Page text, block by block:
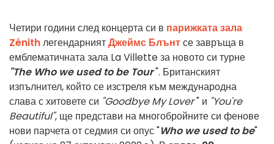
Четири години след концерта си в парижката зала
ZénithлегендарниятДжеймс Блънтсе завръща в
емблематичната зала La Villette за новото си турне
"The Who we used to be Tour". Британският
изпълнител, който се изстреля към международна
слава с хитовете си "Goodbye My Lover" и "You're
Beautiful", ще представи на многобройните си фенове
нови парчета от седмия си опус "Who we used to be"